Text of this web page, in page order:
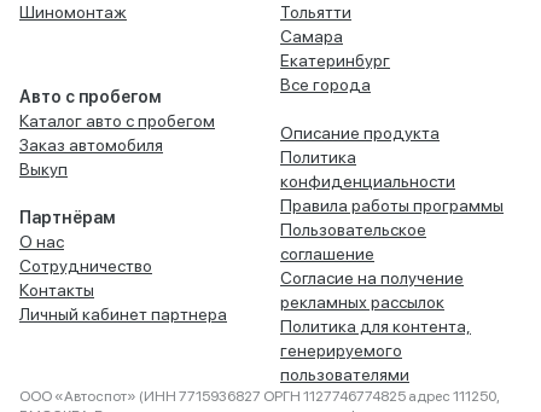
Шиномонтаж
Авто с пробегом
Каталог авто с пробегом
Заказ автомобиля
Выкуп
Партнёрам
О нас
Сотрудничество
Контакты
Личный кабинет партнера
Тольятти
Самара
Екатеринбург
Все города
Описание продукта
Политика
конфиденциальности
Правила работы программы
Пользовательское
соглашение
Согласие на получение
рекламных рассылок
Политика для контента,
генерируемого
пользователями
ООО «Автоспот» (ИНН 7715936827 ОРГН 1127746774825 адрес 111250,